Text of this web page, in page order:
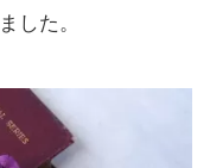
した。